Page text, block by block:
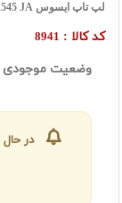
لپ تاپ ایسوس R545 JA
کد کالا : 8941
وضعیت موجودی
در حال